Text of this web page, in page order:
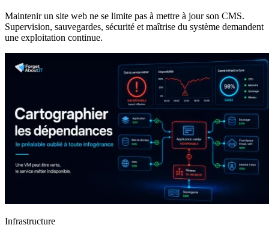
Maintenir un site web ne se limite pas à mettre à jour son CMS.
Supervision, sauvegardes, sécurité et maîtrise du système demandent
une exploitation continue.
Infrastructure